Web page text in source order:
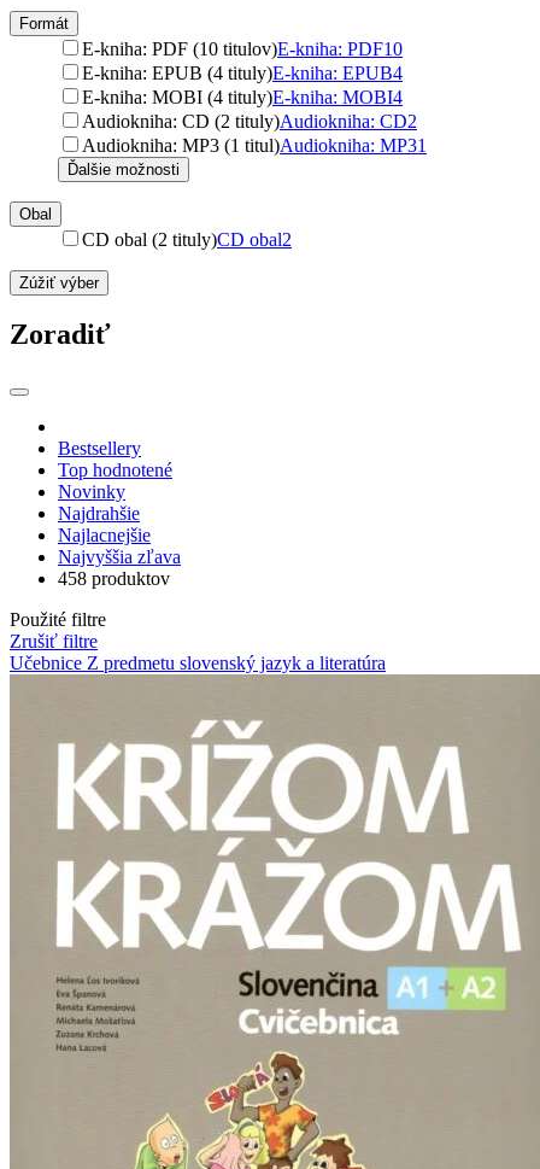
Formát
E-kniha: PDF (10 titulov)E-kniha: PDF10
E-kniha: EPUB (4 tituly)E-kniha: EPUB4
E-kniha: MOBI (4 tituly)E-kniha: MOBI4
Audiokniha: CD (2 tituly)Audiokniha: CD2
Audiokniha: MP3 (1 titul)Audiokniha: MP31
Ďalšie možnosti
Obal
CD obal (2 tituly)CD obal2
Zúžiť výber
Zoradiť
Bestsellery
Top hodnotené
Novinky
Najdrahšie
Najlacnejšie
Najvyššia zľava
458 produktov
Použité filtre
Zrušiť filtre
Učebnice Z predmetu slovenský jazyk a literatúra